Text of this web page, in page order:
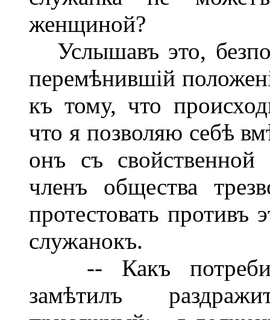
женщиной?
Услышавъ это,
перемѣнившій
къ тому, что
что я позволяю себѣ
онъ съ
членъ общества
протестовать противъ
служанокъ.
-- Какъ
замѣтилъ